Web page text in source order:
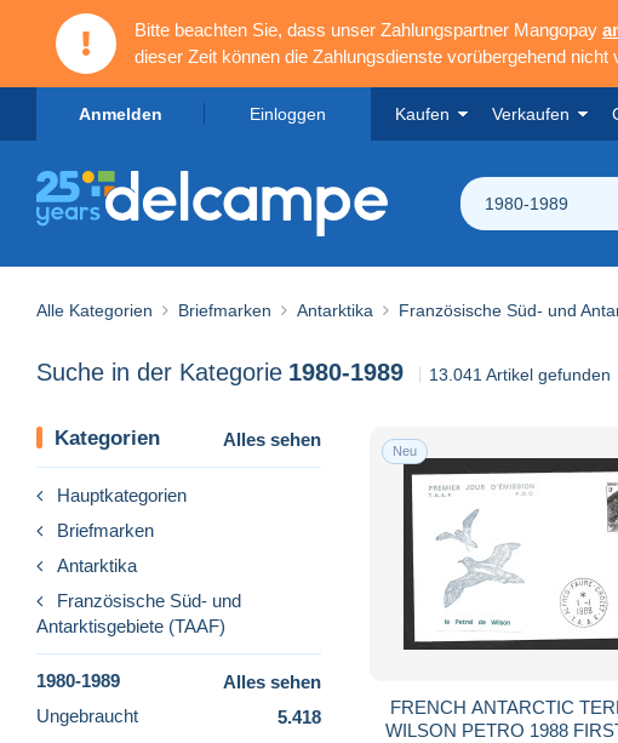
Bitte beachten Sie, dass unser Zahlungspartner Mangopay
dieser Zeit können die Zahlungsdienste vorübergehend nicht
Anmelden Einloggen Kaufen Verkaufen
1980-1989
Alle Kategorien Briefmarken Antarktika Französische Süd- und
Suche in der Kategorie 1980-1989 13.041 Artikel gefunden
Kategorien Alles sehen
Hauptkategorien
Briefmarken
Antarktika
Französische Süd- und
Antarktisgebiete (TAAF)
1980-1989
Alles sehen
Ungebraucht
5.418
Neu
FRENCH ANTARCTIC
WILSON